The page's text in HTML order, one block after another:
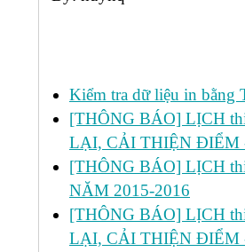
Kiểm tra dữ liệu in
[THÔNG BÁO] LỊCH thi
LẠI, CẢI THIỆN ĐIỂM
[THÔNG BÁO] LỊCH
NĂM 2015-2016
[THÔNG BÁO] LỊCH
LẠI, CẢI THIỆN ĐIỂM